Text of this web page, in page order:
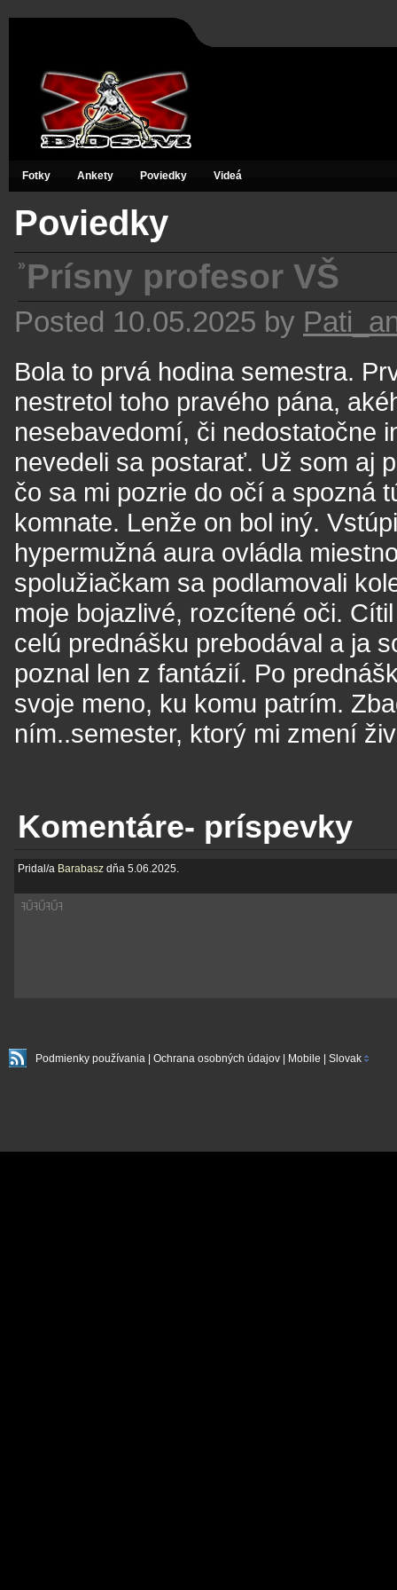
Fotky Ankety Poviedky Videá
Poviedky
» Prísny profesor VŠ
Posted 10.05.2025 by
Bola to prvá hodina semestra.
nestretol toho pravého pána,
nesebavedomí, či nedostatočne
nevedeli sa postarať. Už som aj
čo sa mi pozrie do očí a spozná
komnate. Lenže on bol iný.
hypermužná aura ovládla
spolužiačkam sa podlamovali
moje bojazlivé, rozcítené oči.
celú prednášku prebodával a ja
poznal len z fantázií. Po
svoje meno, ku komu patrím.
ním..semester, ktorý mi zmení
Komentáre- príspevky
Pridal/a Barabasz dňa 5.06.2025.
ߔŰߔŰߔŰߔ
Podmienky používania Ochrana osobných údajov Mobile Slovak